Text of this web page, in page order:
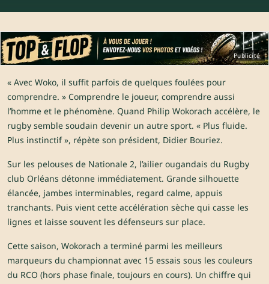
Publicité
« Avec Woko, il suffit parfois de quelques foulées pour
comprendre. » Comprendre le joueur, comprendre aussi
l’homme et le phénomène. Quand Philip Wokorach accélère, le
rugby semble soudain devenir un autre sport. « Plus fluide.
Plus instinctif », répète son président, Didier Bouriez.
Sur les pelouses de Nationale 2, l’ailier ougandais du Rugby
club Orléans détonne immédiatement. Grande silhouette
élancée, jambes interminables, regard calme, appuis
tranchants. Puis vient cette accélération sèche qui casse les
lignes et laisse souvent les défenseurs sur place.
Cette saison, Wokorach a terminé parmi les meilleurs
marqueurs du championnat avec 15 essais sous les couleurs
du RCO (hors phase finale, toujours en cours). Un chiffre qui